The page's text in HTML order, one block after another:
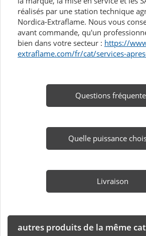
réalisés par une station technique
Nordica-Extraflame. Nous vous
avant commande, qu'un
bien dans votre secteur : https://
extraflame.com/fr/cat/services-
Questions
Quelle puissance
Livraison
autres produits de la même